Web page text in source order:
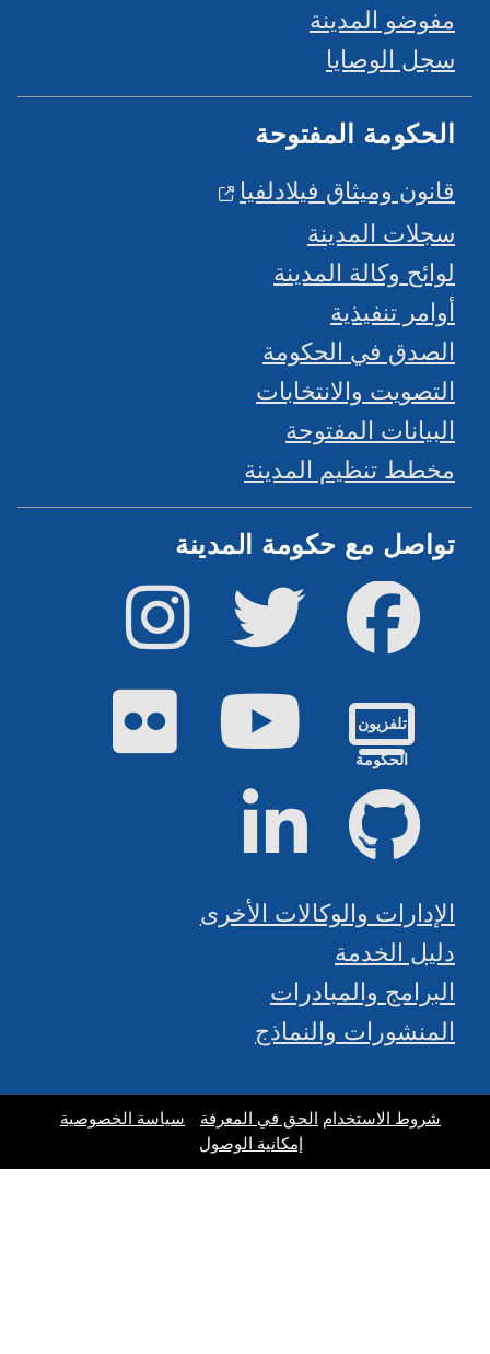
مفوضو المدينة
سجل الوصايا
الحكومة المفتوحة
قانون وميثاق فيلادلفيا
سجلات المدينة
لوائح وكالة المدينة
أوامر تنفيذية
الصدق في الحكومة
التصويت والانتخابات
البيانات المفتوحة
مخطط تنظيم المدينة
تواصل مع حكومة المدينة
فيسبوك تويتر إينستاجرام
تلفزيون
الحكومة
يوتيوب فليكر
جيت هاب لينكد إن
الإدارات والوكالات الأخرى
دليل الخدمة
البرامج والمبادرات
المنشورات والنماذج
شروط الاستخدام الحق في المعرفة
سياسة الخصوصية
إمكانية الوصول